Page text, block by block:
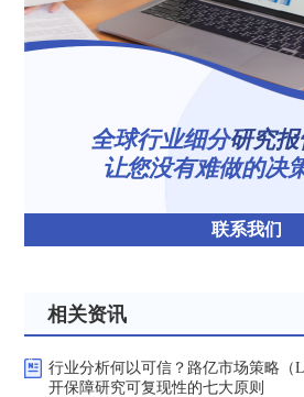
联系我们
全球行业细分研究报
让您没有难做的决
相关资讯
行业分析何以可信？路亿市场策略（
开保障研究可复现性的七大原则